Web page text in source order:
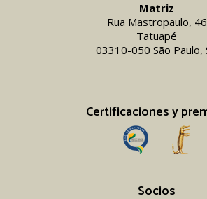
Matriz
Rua Mastropaulo, 46
Tatuapé
03310-050 São Paulo,
Certificaciones y
Socios